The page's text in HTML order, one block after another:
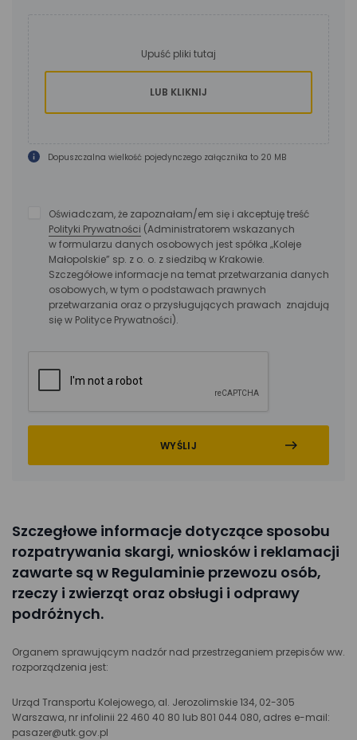
LUB KLIKNIJ
Dopuszczalna wielkość pojedynczego załącznika to 20 MB
Zgody
formularza
Oświadczam, że zapoznałam/em się i akceptuję treść
Polityki Prywatności (Administratorem wskazanych
w formularzu danych osobowych jest spółka „Koleje
Małopolskie” sp. z o. o. z siedzibą w Krakowie.
Szczegółowe informacje na temat przetwarzania danych
osobowych, w tym o podstawach prawnych
przetwarzania oraz o przysługujących prawach znajdują
się w Polityce Prywatności).
Szczegłowe informacje dotyczące sposobu
rozpatrywania skargi, wniosków i reklamacji
zawarte są w Regulaminie przewozu osób,
rzeczy i zwierząt oraz obsługi i odprawy
podróżnych.
Organem sprawującym nadzór nad przestrzeganiem przepisów ww.
rozporządzenia jest:
Urząd Transportu Kolejowego, al. Jerozolimskie 134, 02-305
Warszawa, nr infolinii 22 460 40 80 lub 801 044 080, adres e-mail:
pasazer@utk.gov.pl